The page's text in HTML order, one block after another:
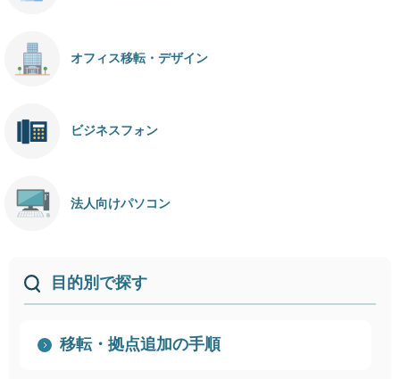
オフィス移転・デザイン
ビジネスフォン
法人向けパソコン
目的別で探す
移転・拠点追加の手順